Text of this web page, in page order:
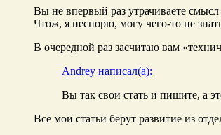
Вы не впервый раз утрачиваете смысл
Чтож, я неспорю, могу чего-то не
В очередной раз засчитаю вам
Andrey написал(а):
Вы так свои стать и пишите, а
Все мои статьи берут развитие из